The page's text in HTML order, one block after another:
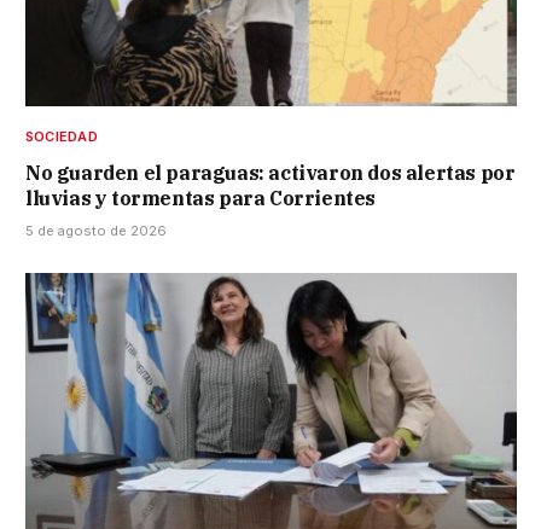
SOCIEDAD
No guarden el paraguas: activaron dos alertas por
lluvias y tormentas para Corrientes
5 de agosto de 2026